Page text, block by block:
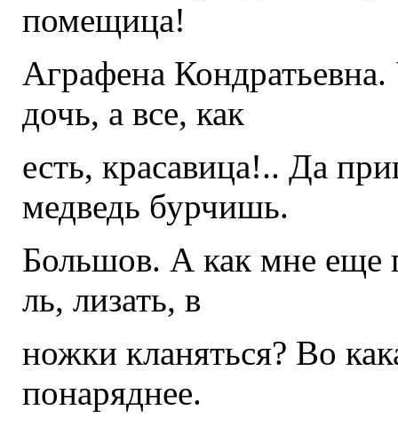
помещица!
Аграфена Кондратьевна.
дочь, а все, как
есть, красавица!.. Да
медведь бурчишь.
Большов. А как мне еще
ль, лизать, в
ножки кланяться? Во
понаряднее.